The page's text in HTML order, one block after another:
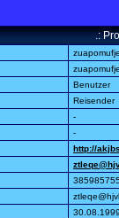
.:
Benutzer
Reisender
-
-
http://